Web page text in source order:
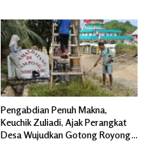
Pengabdian Penuh Makna,
Keuchik Zuliadi, Ajak Perangkat
Desa Wujudkan Gotong Royong,